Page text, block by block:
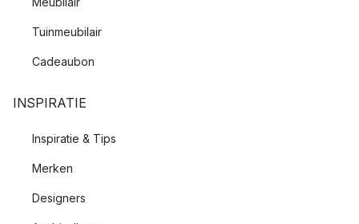
Tuinmeubilair
Cadeaubon
INSPIRATIE
Inspiratie & Tips
Merken
Designers